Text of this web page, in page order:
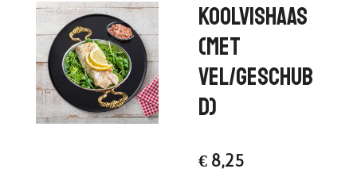
Koolvishaas
(met
vel/geschub
d)
€ 8,25